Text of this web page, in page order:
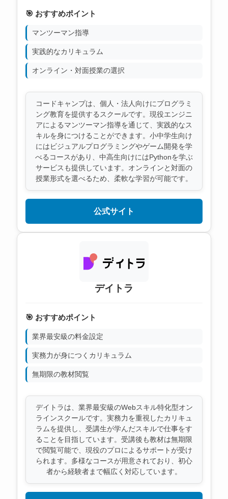
🎯 おすすめポイント
マンツーマン指導
実践的なカリキュラム
オンライン・対面授業の選択
コードキャンプは、個人・法人向けにプログラミ
ング教育を提供するスクールです。現役エンジニ
アによるマンツーマン指導を通じて、実践的なス
キルを身につけることができます。小中学生向け
にはビジュアルプログラミングやゲーム開発を学
べるコースがあり、中高生向けにはPythonを学ぶ
サービスも提供しています。オンラインと対面の
授業形式を選べるため、柔軟な学習が可能です。
公式サイト
デイトラ
🎯 おすすめポイント
業界最安級の料金設定
実務力が身につくカリキュラム
無期限の教材閲覧
デイトラは、業界最安級のWebスキル特化型オン
ラインスクールです。実務力を重視したカリキュ
ラムを提供し、受講生が学んだスキルで仕事をす
ることを目指しています。受講後も教材は無期限
で閲覧可能で、現役のプロによるサポートが受け
られます。多様なコースが用意されており、初心
者から経験者まで幅広く対応しています。